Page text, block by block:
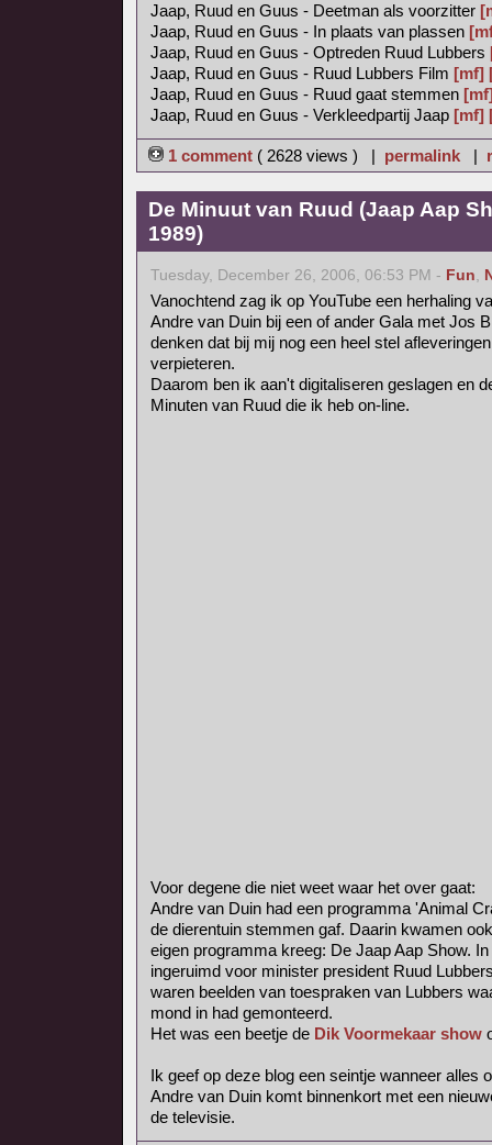
Jaap, Ruud en Guus - Deetman als voorzitter
Jaap, Ruud en Guus - In plaats van plassen
Jaap, Ruud en Guus - Optreden Ruud Lubbers
Jaap, Ruud en Guus - Ruud Lubbers Film [mf]
Jaap, Ruud en Guus - Ruud gaat stemmen
Jaap, Ruud en Guus - Verkleedpartij Jaap [mf]
1 comment ( 2628 views ) | permalink|
De Minuut van Ruud (Jaap Aap
1989)
Tuesday, December 26, 2006, 06:53 PM - Fun,
Vanochtend zag ik op YouTube een herhaling
Andre van Duin bij een of ander Gala met Jos
denken dat bij mij nog een heel stel
verpieteren.
Daarom ben ik aan't digitaliseren geslagen en
Minuten van Ruud die ik heb on-line.
Voor degene die niet weet waar het over gaat:
Andre van Duin had een programma 'Animal
de dierentuin stemmen gaf. Daarin kwamen
eigen programma kreeg: De Jaap Aap Show.
ingeruimd voor minister president Ruud
waren beelden van toespraken van Lubbers
mond in had gemonteerd.
Het was een beetje de Dik Voormekaar show
Ik geef op deze blog een seintje wanneer alles
Andre van Duin komt binnenkort met een
de televisie.